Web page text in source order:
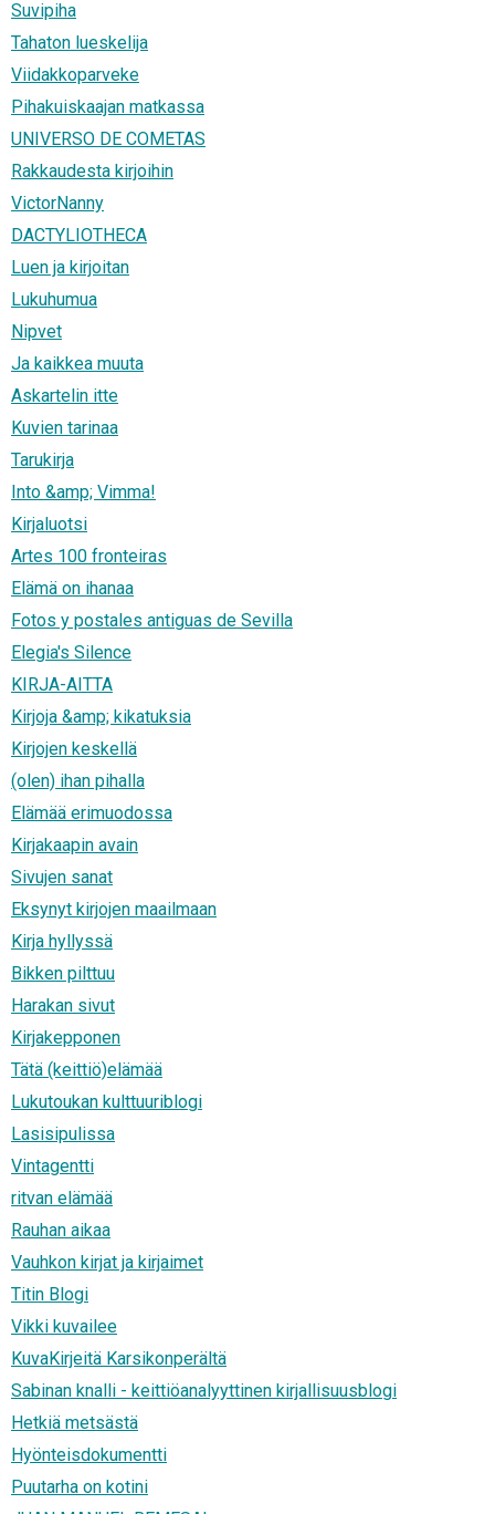
Suvipiha
Tahaton lueskelija
Viidakkoparveke
Pihakuiskaajan matkassa
UNIVERSO DE COMETAS
Rakkaudesta kirjoihin
VictorNanny
DACTYLIOTHECA
Luen ja kirjoitan
Lukuhumua
Nipvet
Ja kaikkea muuta
Askartelin itte
Kuvien tarinaa
Tarukirja
Into &amp; Vimma!
Kirjaluotsi
Artes 100 fronteiras
Elämä on ihanaa
Fotos y postales antiguas de Sevilla
Elegia's Silence
KIRJA-AITTA
Kirjoja &amp; kikatuksia
Kirjojen keskellä
(olen) ihan pihalla
Elämää erimuodossa
Kirjakaapin avain
Sivujen sanat
Eksynyt kirjojen maailmaan
Kirja hyllyssä
Bikken pilttuu
Harakan sivut
Kirjakepponen
Tätä (keittiö)elämää
Lukutoukan kulttuuriblogi
Lasisipulissa
Vintagentti
ritvan elämää
Rauhan aikaa
Vauhkon kirjat ja kirjaimet
Titin Blogi
Vikki kuvailee
KuvaKirjeitä Karsikonperältä
Sabinan knalli - keittiöanalyyttinen kirjallisuusblogi
Hetkiä metsästä
Hyönteisdokumentti
Puutarha on kotini